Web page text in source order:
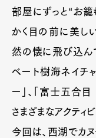
部屋にずっと“お籠
かく目の前に美し
然の懐に飛び込ん
ベート樹海ネイチ
ー」、「富士五合
さまざまなアクティ
今回は、西湖でカ